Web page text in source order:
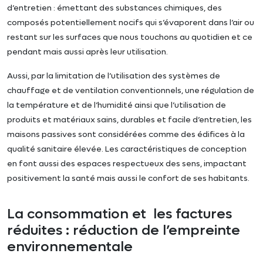
d’entretien : émettant des substances chimiques, des
composés potentiellement nocifs qui s’évaporent dans l’air ou
restant sur les surfaces que nous touchons au quotidien et ce
pendant mais aussi après leur utilisation.
Aussi, par la limitation de l’utilisation des systèmes de
chauffage et de ventilation conventionnels, une régulation de
la température et de l’humidité ainsi que l’utilisation de
produits et matériaux sains, durables et facile d’entretien, les
maisons passives sont considérées comme des édifices à la
qualité sanitaire élevée. Les caractéristiques de conception
en font aussi des espaces respectueux des sens, impactant
positivement la santé mais aussi le confort de ses habitants.
La consommation et les factures
réduites : réduction de l’empreinte
environnementale